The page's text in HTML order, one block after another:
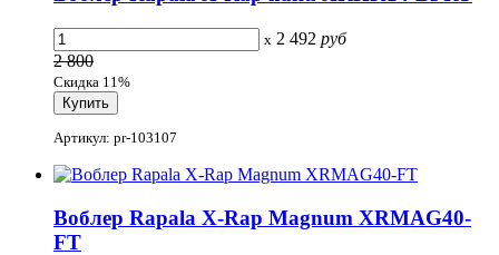
x 2 492 руб
2 800
Скидка 11%
Артикул: pr-103107
Воблер Rapala X-Rap Magnum XRMAG40-
FT